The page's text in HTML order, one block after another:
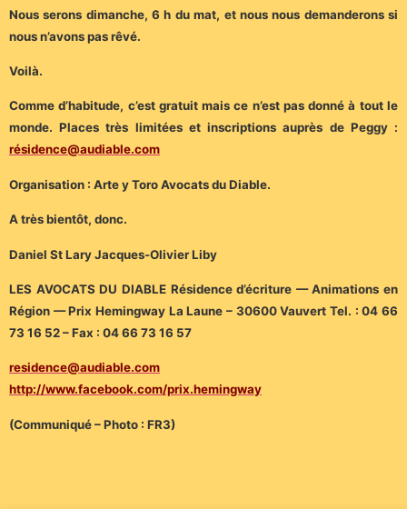
Nous serons dimanche, 6 h du mat, et nous nous demanderons si
nous n’avons pas rêvé.
Voilà.
Comme d’habitude, c’est gratuit mais ce n’est pas donné à tout le
monde. Places très limitées et inscriptions auprès de Peggy :
résidence@audiable.com
Organisation : Arte y Toro Avocats du Diable.
A très bientôt, donc.
Daniel St Lary Jacques-Olivier Liby
LES AVOCATS DU DIABLE Résidence d’écriture — Animations en
Région — Prix Hemingway La Laune – 30600 Vauvert Tel. : 04 66
73 16 52 – Fax : 04 66 73 16 57
residence@audiable.com
http://www.facebook.com/prix.hemingway
(Communiqué – Photo : FR3)